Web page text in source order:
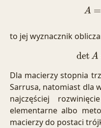
to jej wyznacznik
det
Dla macierzy stopnia
Sarrusa, natomiast dla
najczęściej
elementarne albo
macierzy do postaci